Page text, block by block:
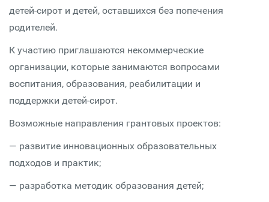
детей-сирот и детей, оставшихся без попечения
родителей.
К участию приглашаются некоммерческие
организации, которые занимаются вопросами
воспитания, образования, реабилитации и
поддержки детей-сирот.
Возможные направления грантовых проектов:
— развитие инновационных образовательных
подходов и практик;
— разработка методик образования детей;